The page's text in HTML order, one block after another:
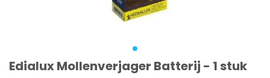
Edialux Mollenverjager Batterij - 1 stuk